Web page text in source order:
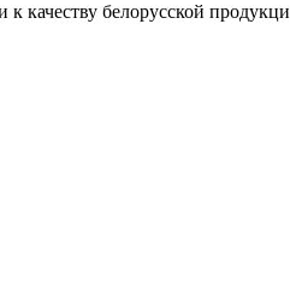
качеству белорусской